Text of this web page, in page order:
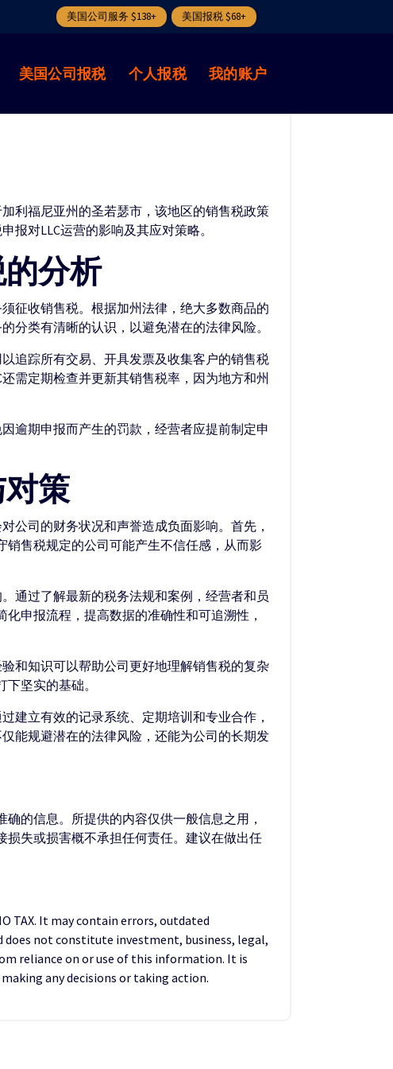
美国公司服务 $138+ 美国报税 $68+
美国公司报税 个人报税 我的账户
利福尼亚州的圣若瑟市，该地区的销售税政策
报对LLC运营的影响及其应对策略。
分析
征收销售税。根据加州法律，绝大多数商品的
分类有清晰的认识，以避免潜在的法律风险。
追踪所有交易、开具发票及收集客户的销售税
需定期检查并更新其销售税率，因为地方和州
逾期申报而产生的罚款，经营者应提前制定申
策
公司的财务状况和声誉造成负面影响。首先，
售税规定的公司可能产生不信任感，从而影
通过了解最新的税务法规和案例，经营者和员
申报流程，提高数据的准确性和可追溯性，
和知识可以帮助公司更好地理解销售税的复杂
坚实的基础。
建立有效的记录系统、定期培训和专业合作，
能规避潜在的法律风险，还能为公司的长期发
的信息。所提供的内容仅供一般信息之用，
损失或损害概不承担任何责任。建议在做出任
TAX. It may contain errors, outdated
not constitute investment, business, legal,
reliance on or use of this information. It is
any decisions or taking action.